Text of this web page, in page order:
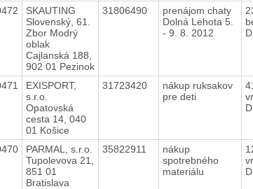
SKAUTING
Slovenský, 61.
Zbor Modrý
oblak
Cajlanská 188,
902 01 Pezinok
31806490
prenájom chaty
Dolná Lehota 5.
- 9. 8. 2012
EXISPORT,
s.r.o.
Opatovská
cesta 14, 040
01 Košice
31723420
nákup ruksakov
pre deti
PARMAL, s.r.o.
Tupolevova 21,
851 01
Bratislava
35822911
nákup
spotrebného
materiálu